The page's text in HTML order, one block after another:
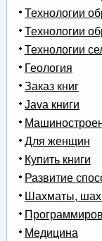
Технологии
Технологии
Технологии
Геология
Заказ книг
Java книги
Для женщин
Купить книги
Развитие
Шахматы,
Медицина